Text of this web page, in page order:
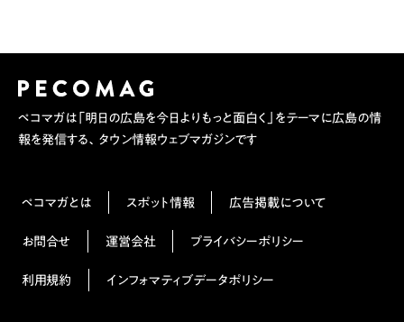
ペコマガは「明日の広島を今日よりもっと面白く」をテーマに広島の情
報を発信する、タウン情報ウェブマガジンです
ペコマガとは スポット情報 広告掲載について
お問合せ 運営会社 プライバシーポリシー
利用規約 インフォマティブデータポリシー